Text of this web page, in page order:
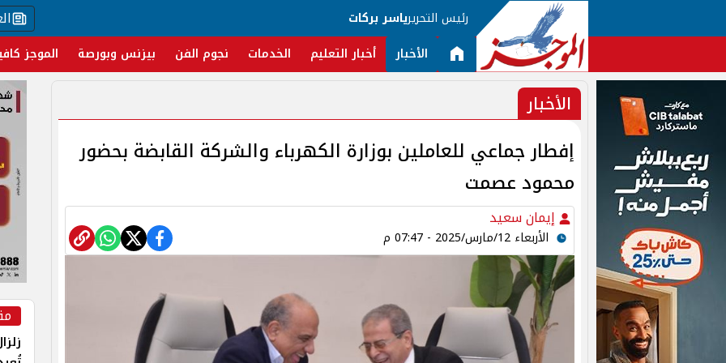
رئيس التحريرياسر بركات
الأخبار أخبار التعليم الخدمات نجوم الفن بيزنس وبورصة الموجز
الأخبار
إفطار جماعي للعاملين بوزارة الكهرباء والشركة القابضة بحضور
محمود عصمت
إيمان سعيد
الأربعاء 12/مارس/2025 - 07:47 م